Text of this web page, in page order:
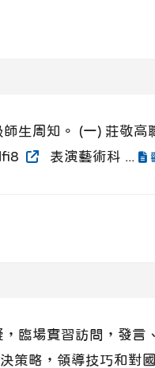
生周知。 (一) 莊敬
表演藝術科 ...
臨場實習訪問，發
略，領導技巧和對